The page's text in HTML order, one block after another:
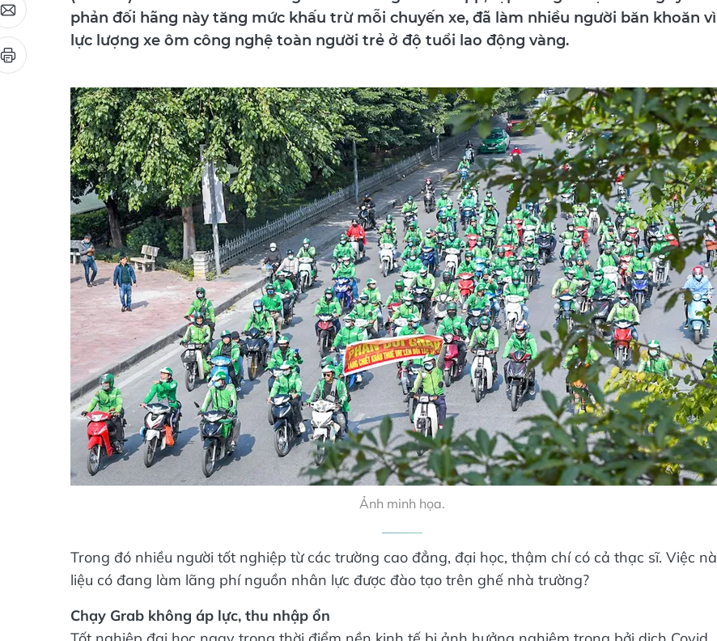
phản đối hãng này tăng mức khấu trừ mỗi chuyến xe, đã làm nhiều người băn khoăn vì
lực lượng xe ôm công nghệ toàn người trẻ ở độ tuổi lao động vàng.
Ảnh minh họa.
Trong đó nhiều người tốt nghiệp từ các trường cao đẳng, đại học, thậm chí có cả thạc sĩ. Việc này
liệu có đang làm lãng phí nguồn nhân lực được đào tạo trên ghế nhà trường?
Chạy Grab không áp lực, thu nhập ổn
Tốt nghiệp đại học ngay trong thời điểm nền kinh tế bị ảnh hưởng nghiêm trọng bởi dịch Covid